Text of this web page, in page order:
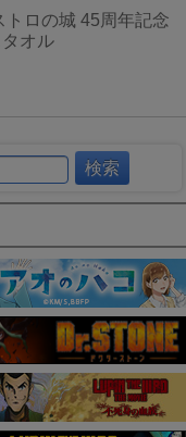
トロの城 45周年記念
オル